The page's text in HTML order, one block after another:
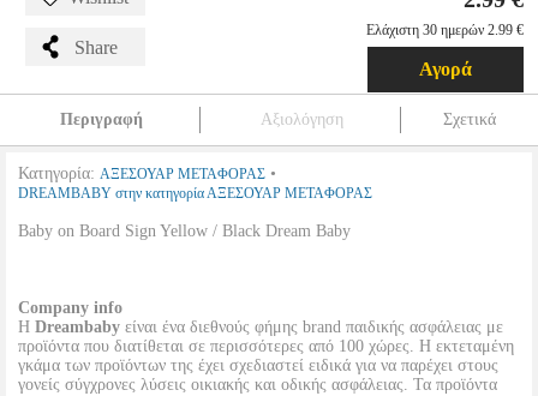
Share
Ελάχιστη 30 ημερών 2.99 €
Αγορά
Περιγραφή Αξιολόγηση Σχετικά
Κατηγορία: ΑΞΕΣΟΥΑΡ ΜΕΤΑΦΟΡΑΣ •
DREAMBABY στην κατηγορία ΑΞΕΣΟΥΑΡ ΜΕΤΑΦΟΡΑΣ
Baby on Board Sign Yellow / Black Dream Baby
Company info
H Dreambaby είναι ένα διεθνούς φήμης brand παιδικής ασφάλειας με
προϊόντα που διατίθεται σε περισσότερες από 100 χώρες. Η εκτεταμένη
γκάμα των προϊόντων της έχει σχεδιαστεί ειδικά για να παρέχει στους
γονείς σύγχρονες λύσεις οικιακής και οδικής ασφάλειας. Τα προϊόντα